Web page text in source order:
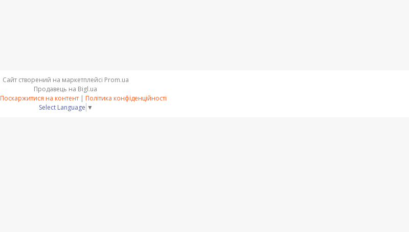
Сайт створений на маркетплейсі Prom.ua
Продавець на Bigl.ua
Поскаржитися на контент | Політика конфіденційності
Select Language ▼